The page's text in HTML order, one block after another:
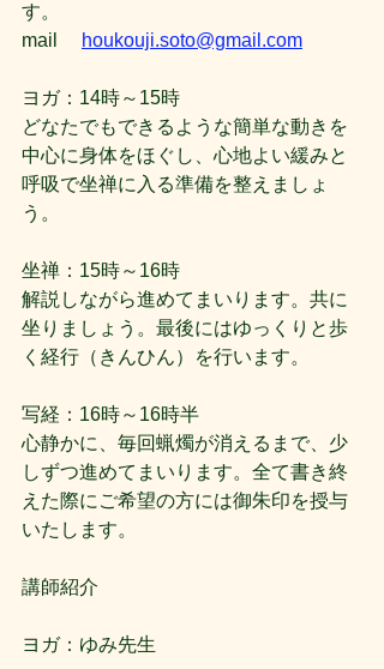
す。
mail
houkouji.soto@gmail.com
ヨガ：14時～15時
どなたでもできるような簡単な動きを
中心に身体をほぐし、心地よい緩みと
呼吸で坐禅に入る準備を整えましょ
う。
坐禅：15時～16時
解説しながら進めてまいります。共に
坐りましょう。最後にはゆっくりと歩
く経行（きんひん）を行います。
写経：16時～16時半
心静かに、毎回蝋燭が消えるまで、少
しずつ進めてまいります。全て書き終
えた際にご希望の方には御朱印を授与
いたします。
講師紹介
ヨガ：ゆみ先生